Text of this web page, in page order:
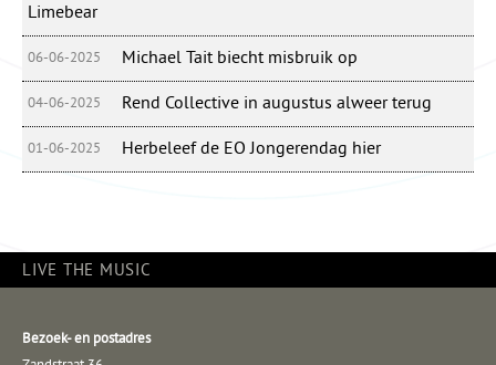
Limebear
06-06-2025 Michael Tait biecht misbruik op
04-06-2025 Rend Collective in augustus alweer terug
01-06-2025 Herbeleef de EO Jongerendag hier
LIVE THE MUSIC
Bezoek- en postadres